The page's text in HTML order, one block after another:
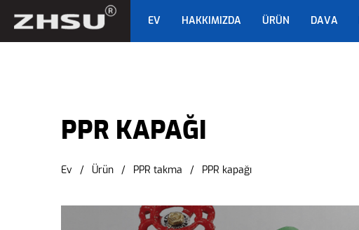
EV HAKKIMIZDA ÜRÜN DAVA
PPR KAPAĞI
PPR KAPAĞI
Ev / Ürün / PPR takma / PPR kapağı